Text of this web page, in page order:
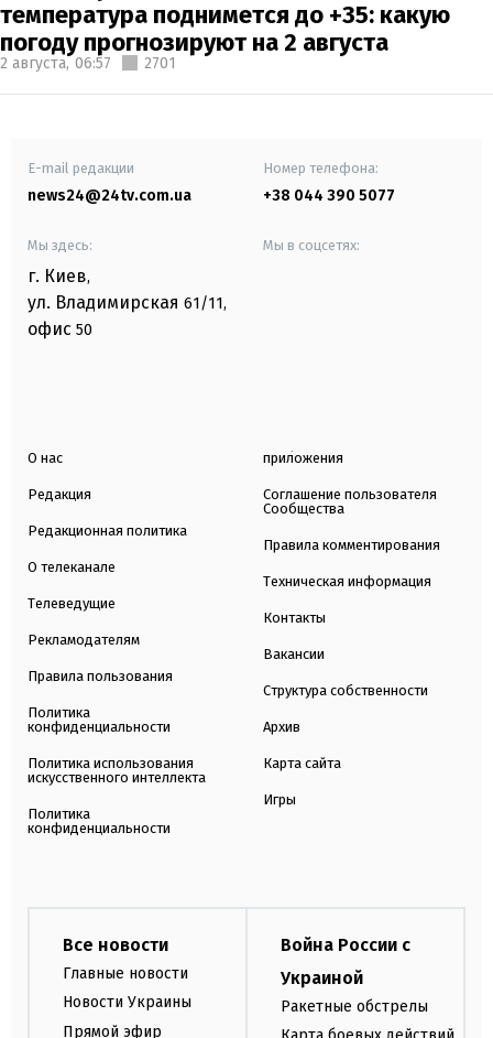
температура поднимется до +35: какую
погоду прогнозируют на 2 августа
2 августа, 06:57 2701
E-mail редакции
news24@24tv.com.ua
Номер телефона:
+38 044 390 5077
Мы здесь:
г. Киев,
ул. Владимирская 61/11,
офис 50
Мы в соцсетях:
О нас
Редакция
Редакционная политика
О телеканале
Телеведущие
Рекламодателям
Правила пользования
Политика
конфиденциальности
Политика использования
искусственного интеллекта
Политика
конфиденциальности
приложения
Соглашение пользователя
Сообщества
Правила комментирования
Техническая информация
Контакты
Вакансии
Структура собственности
Архив
Карта сайта
Игры
Все новости
Главные новости
Новости Украины
Прямой эфир
Война России с
Украиной
Ракетные обстрелы